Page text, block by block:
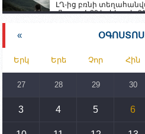
ԼՂ-ից բռնի
մնացած 20 երեխա և
նախարարության
Իրանը կողմ է
տրանսպորտային
զարգացմանը, սակայն
սահմանների
15:10 02.10.2023
սպառնալիքները
« ՕԳՈՍՏՈՍ,
Երկ Երե Չոր Հին
27 28 29 30
3 4 5 6